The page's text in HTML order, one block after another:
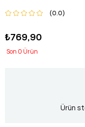
0.0
₺769,90
0
Ürün